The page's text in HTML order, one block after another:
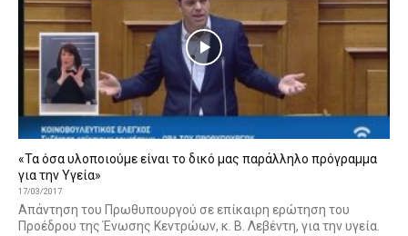
«Τα όσα υλοποιούμε είναι το δικό μας παράλληλο πρόγραμμα
για την Υγεία»
17/03/2017
Απάντηση του Πρωθυπουργού σε επίκαιρη ερώτηση του
Προέδρου της Ένωσης Κεντρώων, κ. Β. Λεβέντη, για την υγεία.